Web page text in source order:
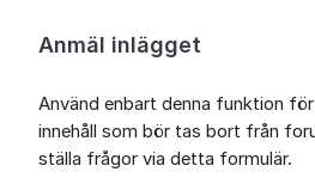
Anmäl inlägget
Använd enbart denna funktion
innehåll som bör tas bort från
ställa frågor via detta formulär.